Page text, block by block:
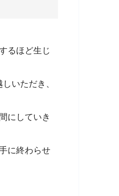
るほど生じ
いただき、
にしていき
に終わらせ